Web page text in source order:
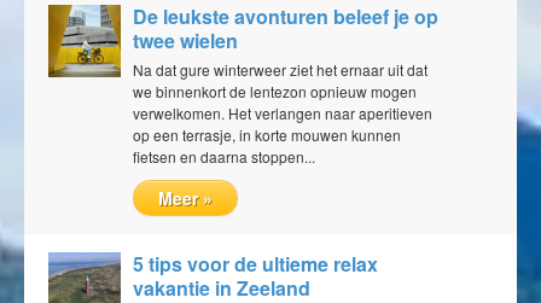
De leukste avonturen beleef je op
twee wielen
Na dat gure winterweer ziet het ernaar uit dat
we binnenkort de lentezon opnieuw mogen
verwelkomen. Het verlangen naar aperitieven
op een terrasje, in korte mouwen kunnen
fietsen en daarna stoppen...
Meer »
5 tips voor de ultieme relax
vakantie in Zeeland